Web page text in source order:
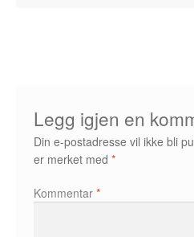
Jason
Jens K Styve
Jim Woodring
Legg igjen en
Din e-postadresse vil ikke bli
er merket med*
Kommentar*